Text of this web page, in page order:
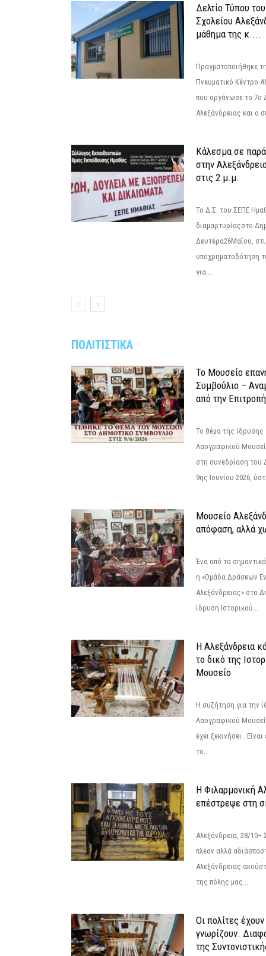
Δελτίο Τύπου
Σχολείου
μάθημα της κ....
Πραγματοποιήθηκε
Πνευματικό Κέντρο
που οργάνωσε το 7ο
Αλεξάνδρειας και ο
Κάλεσμα σε
στην
στις 2 μ.μ.
Το Δ.Σ. του ΣΕΠΕ
διαμαρτυρίαςστο
Δευτέρα26Μαΐου,
υποχρηματοδότηση
για...
ΠΟΛΙΤΙΣΤΙΚΑ
Το Μουσείο
Συμβούλιο –
από την Επιτροπή
Το θέμα της ίδρυσης
Λαογραφικού
στη συνεδρίαση του
9ης Ιουνίου 2026,
Μουσείο
απόφαση, αλλά
Ένα από τα
η «Ομάδα Δράσεων
Αλεξάνδρειας» στο
ίδρυση Ιστορικού...
Η Αλεξάνδρεια
το δικό της
Μουσείο
Η συζήτηση για την
Λαογραφικού
έχει ξεκινήσει .
το...
Η Φιλαρμονική
επέστρεψε στη
Αλεξάνδρεια, 28/
πλέον αλλά
Αλεξάνδρειας
της πόλης μας....
Οι πολίτες
γνωρίζουν.
της